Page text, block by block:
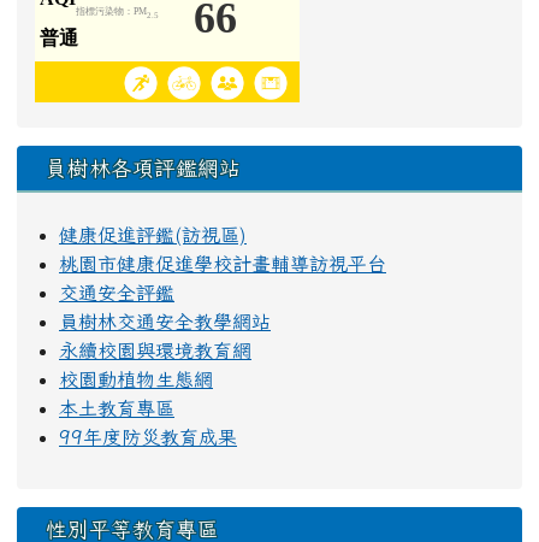
員樹林各項評鑑網站
健康促進評鑑(訪視區)
桃園市健康促進學校計畫輔導訪視平台
交通安全評鑑
員樹林交通安全教學網站
永續校園與環境教育網
校園動植物生態網
本土教育專區
99年度防災教育成果
性別平等教育專區